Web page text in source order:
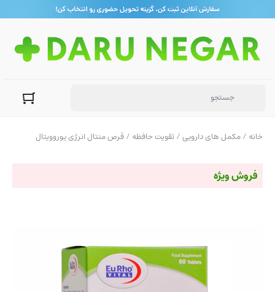
خانه /مکمل های دارویی/تقویت حافظه / قرص منتال انرژی یوروویتال
فروش ویژه